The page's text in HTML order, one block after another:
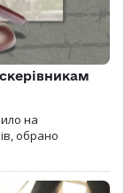
на
обрано